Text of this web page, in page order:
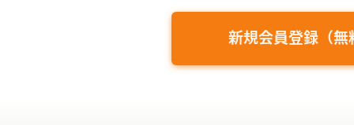
新規会員登録（無